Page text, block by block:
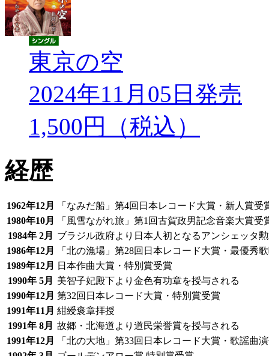
東京の空
2024年11月05日発売
1,500円（税込）
経歴
1962年12月
「なみだ船」第4回日本レコード大賞・新人賞受
1980年10月
「風雪ながれ旅」第1回古賀政男記念音楽大賞受
1984年 2月
ブラジル政府より日本人初となるアンシェッタ
1986年12月
「北の漁場」第28回日本レコード大賞・最優秀
1989年12月
日本作曲大賞・特別賞受賞
1990年 5月
美智子妃殿下より金色有功章を授与される
1990年12月 第32回日本レコード大賞・特別賞受賞
1991年11月 紺綬褒章拝授
1991年 8月 故郷・北海道より道民栄誉賞を授与される
1991年12月
「北の大地」第33回日本レコード大賞・歌謡曲